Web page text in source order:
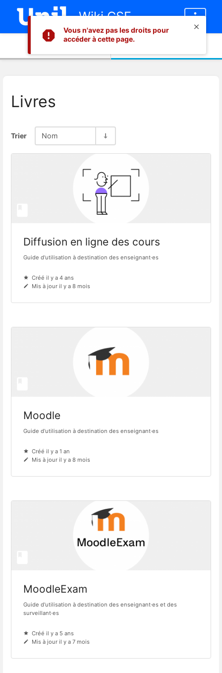
Vous n'avez pas les droits pour
accéder à cette page.
Wiki CSE
Livres
Trier Nom
Diffusion en ligne des cours
Guide d'utilisation à destination des enseignant·es
Créé il y a 4 ans
Mis à jour il y a 8 mois
Moodle
Guide d'utilisation à destination des enseignant·es
Créé il y a 1 an
Mis à jour il y a 8 mois
MoodleExam
Guide d'utilisation à destination des enseignant·es et des
surveillant·es
Créé il y a 5 ans
Mis à jour il y a 7 mois